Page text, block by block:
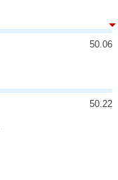
50.06
50.22